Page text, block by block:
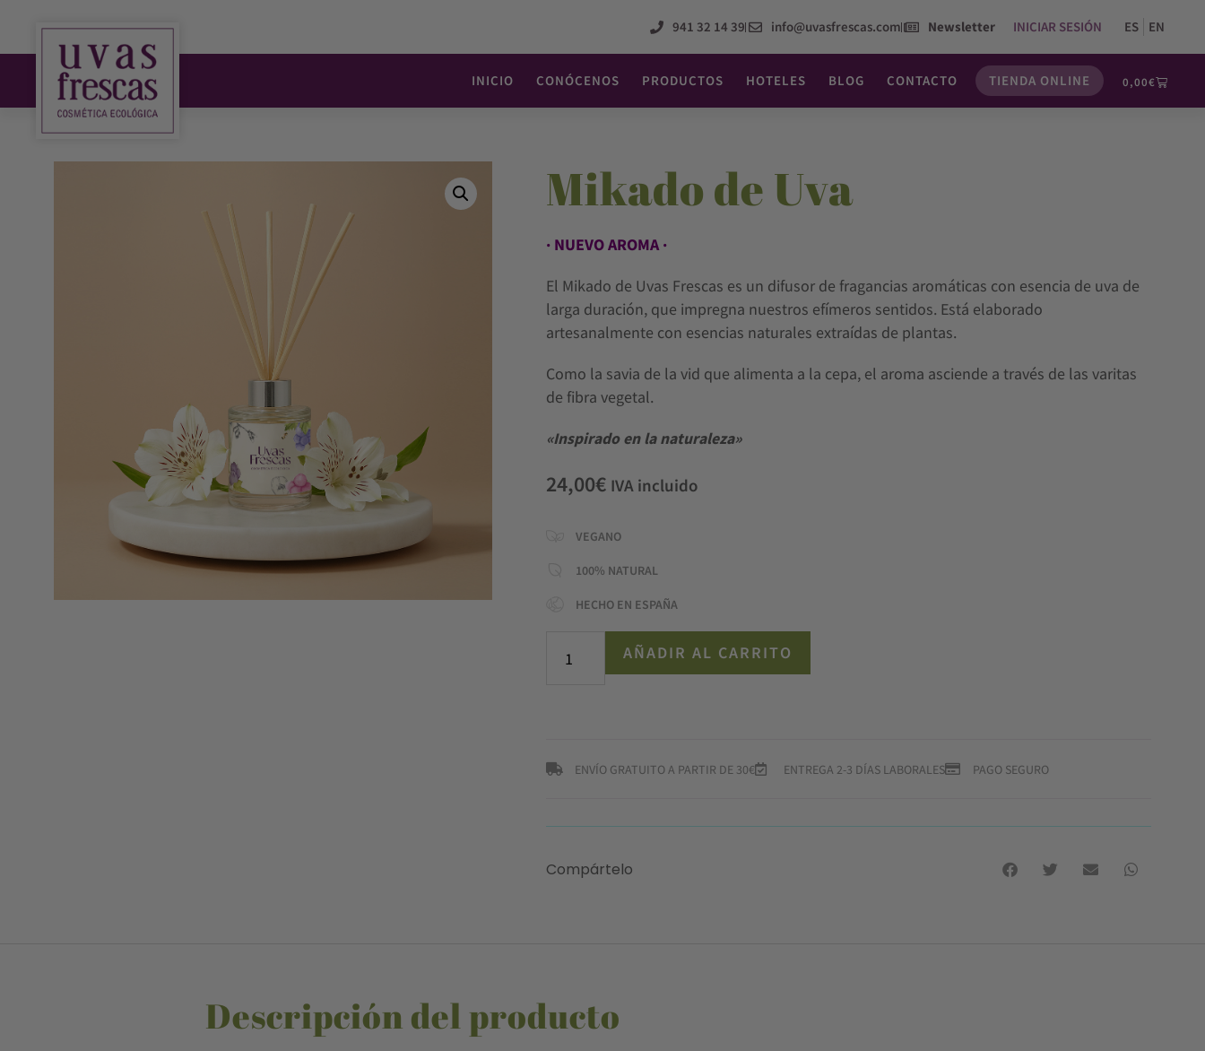
941 32 14 39 info@uvasfrescas.com Newsletter INICIAR SESIÓN ES EN
INICIO CONÓCENOS PRODUCTOS HOTELES BLOG CONTACTO TIENDA ONLINE 0,00€
Mikado de Uva
· NUEVO AROMA ·
El Mikado de Uvas Frescas es un difusor de fragancias aromáticas con esencia de uva de
larga duración, que impregna nuestros efímeros sentidos. Está elaborado
artesanalmente con esencias naturales extraídas de plantas.
Como la savia de la vid que alimenta a la cepa, el aroma asciende a través de las varitas
de fibra vegetal.
«Inspirado en la naturaleza»
24,00€ IVA incluido
VEGANO
100% NATURAL
HECHO EN ESPAÑA
AÑADIR AL CARRITO
ENVÍO GRATUITO A PARTIR DE 30€ ENTREGA 2-3 DÍAS LABORALES PAGO SEGURO
Compártelo
Descripción del producto